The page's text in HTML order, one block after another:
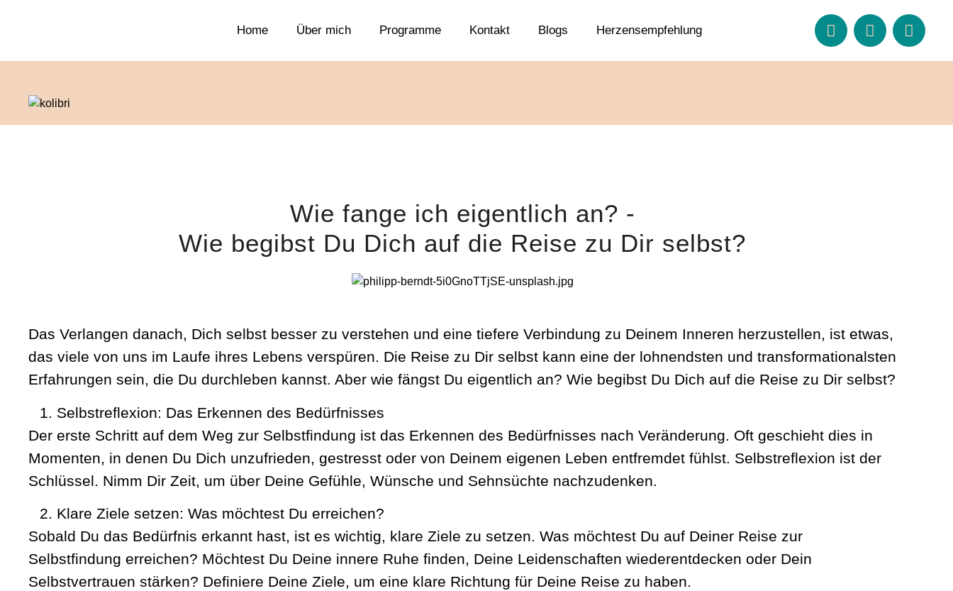
Home Über mich Programme Kontakt Blogs Herzensempfehlung
Wie fange ich eigentlich an? -
Wie begibst Du Dich auf die Reise zu Dir selbst?
Das Verlangen danach, Dich selbst besser zu verstehen und eine tiefere Verbindung zu Deinem Inneren herzustellen, ist etwas,
das viele von uns im Laufe ihres Lebens verspüren. Die Reise zu Dir selbst kann eine der lohnendsten und transformationalsten
Erfahrungen sein, die Du durchleben kannst. Aber wie fängst Du eigentlich an? Wie begibst Du Dich auf die Reise zu Dir selbst?
Selbstreflexion: Das Erkennen des Bedürfnisses
Der erste Schritt auf dem Weg zur Selbstfindung ist das Erkennen des Bedürfnisses nach Veränderung. Oft geschieht dies in
Momenten, in denen Du Dich unzufrieden, gestresst oder von Deinem eigenen Leben entfremdet fühlst. Selbstreflexion ist der
Schlüssel. Nimm Dir Zeit, um über Deine Gefühle, Wünsche und Sehnsüchte nachzudenken.
Klare Ziele setzen: Was möchtest Du erreichen?
Sobald Du das Bedürfnis erkannt hast, ist es wichtig, klare Ziele zu setzen. Was möchtest Du auf Deiner Reise zur
Selbstfindung erreichen? Möchtest Du Deine innere Ruhe finden, Deine Leidenschaften wiederentdecken oder Dein
Selbstvertrauen stärken? Definiere Deine Ziele, um eine klare Richtung für Deine Reise zu haben.